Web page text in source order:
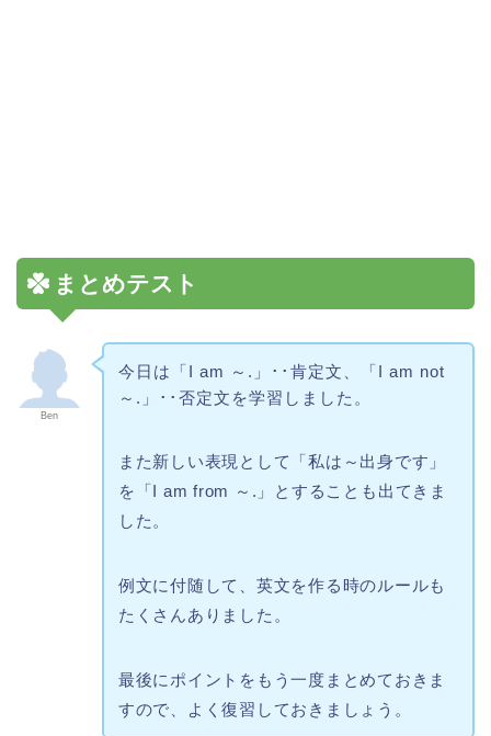
まとめテスト
Ben
今日は「I am ～.」･･肯定文、「I am not
～.」･･否定文を学習しました。
また新しい表現として「私は～出身です」
を「I am from ～.」とすることも出てきま
した。
例文に付随して、英文を作る時のルールも
たくさんありました。
最後にポイントをもう一度まとめておきま
すので、よく復習しておきましょう。